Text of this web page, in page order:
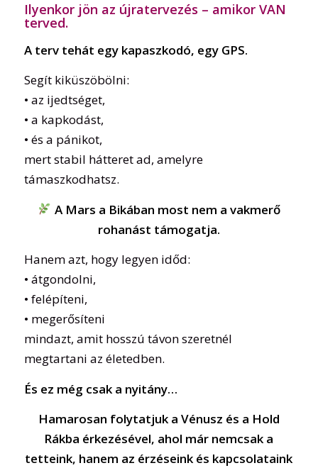
Ilyenkor jön az újratervezés – amikor VAN
terved.
A terv tehát egy kapaszkodó, egy GPS.
Segít kiküszöbölni:
• az ijedtséget,
• a kapkodást,
• és a pánikot,
mert stabil hátteret ad, amelyre
támaszkodhatsz.
A Mars a Bikában most nem a vakmerő
rohanást támogatja.
Hanem azt, hogy legyen időd:
• átgondolni,
• felépíteni,
• megerősíteni
mindazt, amit hosszú távon szeretnél
megtartani az életedben.
És ez még csak a nyitány…
Hamarosan folytatjuk a Vénusz és a Hold
Rákba érkezésével, ahol már nemcsak a
tetteink, hanem az érzéseink és kapcsolataink